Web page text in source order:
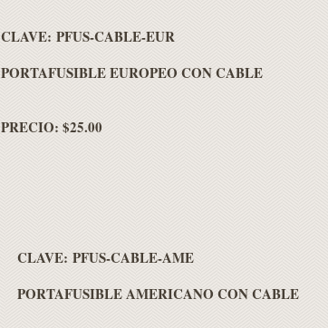
CLAVE: PFUS-CABLE-EUR
PORTAFUSIBLE EUROPEO CON CABLE
PRECIO: $25.00
CLAVE: PFUS-CABLE-AME
PORTAFUSIBLE AMERICANO CON CABLE